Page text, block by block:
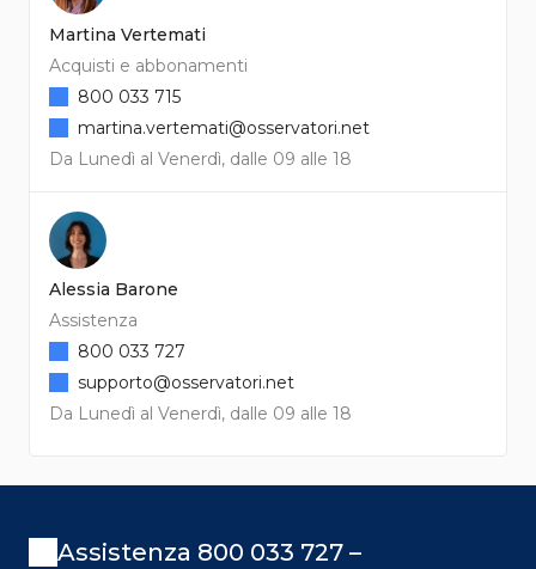
Martina Vertemati
Acquisti e abbonamenti
Da Lunedì al Venerdì, dalle 09 alle 18
800 033 715
martina.vertemati@osservatori.net
Alessia Barone
Assistenza
Da Lunedì al Venerdì, dalle 09 alle 18
800 033 727
supporto@osservatori.net
Assistenza 800 033 727 –